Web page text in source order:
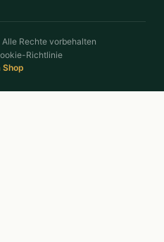
Rechte vorbehalten
Richtlinie
Shop